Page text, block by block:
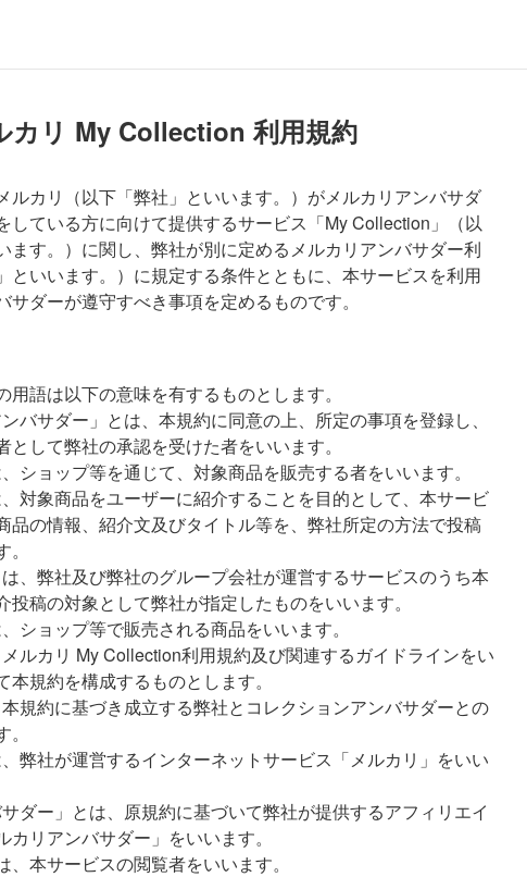
カリ My Collection 利用規約
ルカリ（以下「弊社」といいます。）がメルカリアンバサダ
している方に向けて提供するサービス「My Collection」（以
ます。）に関し、弊社が別に定めるメルカリアンバサダー利
」といいます。）に規定する条件とともに、本サービスを利用
ダーが遵守すべき事項を定めるものです。
語は以下の意味を有するものとします。
バサダー」とは、本規約に同意の上、所定の事項を登録し、
として弊社の承認を受けた者をいいます。
ショップ等を通じて、対象商品を販売する者をいいます。
、対象商品をユーザーに紹介することを目的として、本サービ
品の情報、紹介文及びタイトル等を、弊社所定の方法で投稿
は、弊社及び弊社のグループ会社が運営するサービスのうち本
投稿の対象として弊社が指定したものをいいます。
ショップ等で販売される商品をいいます。
メルカリ My Collection利用規約及び関連するガイドラインをい
本規約を構成するものとします。
本規約に基づき成立する弊社とコレクションアンバサダーとの
、弊社が運営するインターネットサービス「メルカリ」をいい
サダー」とは、原規約に基づいて弊社が提供するアフィリエイ
カリアンバサダー」をいいます。
、本サービスの閲覧者をいいます。